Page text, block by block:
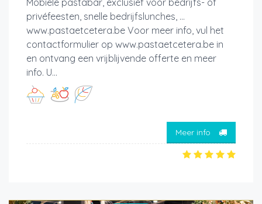
privéfeesten, snelle bedrijfslunches, ...
www.pastaetcetera.be Voor meer info, vul het
contactformulier op www.pastaetcetera.be in
en ontvang een vrijblijvende offerte en meer
info. U...
Meer info